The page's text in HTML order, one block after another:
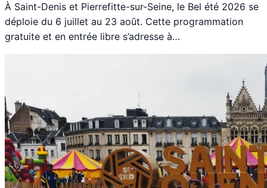
À Saint-Denis et Pierrefitte-sur-Seine, le Bel été 2026 se
déploie du 6 juillet au 23 août. Cette programmation
gratuite et en entrée libre s’adresse à…